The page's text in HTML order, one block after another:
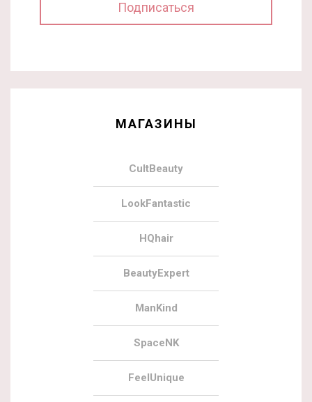
МАГАЗИНЫ
CultBeauty
LookFantastic
HQhair
BeautyExpert
ManKind
SpaceNK
FeelUnique